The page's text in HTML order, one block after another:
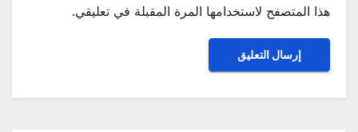
هذا المتصفح لاستخدامها المرة المقبلة في تعليقي.